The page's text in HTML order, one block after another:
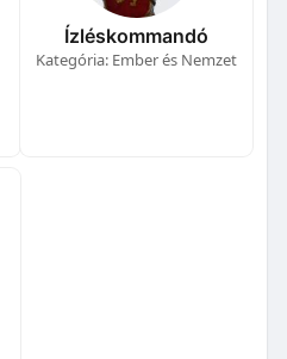
Ízléskommandó
Kategória: Ember és Nemzet